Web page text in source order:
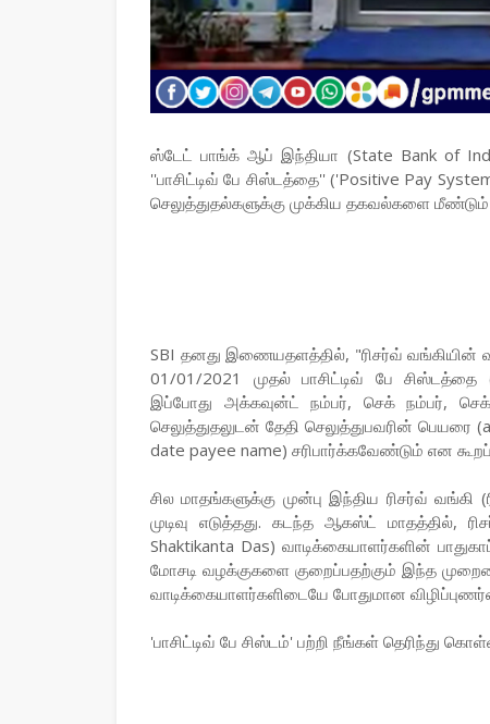
ஸ்டேட் பாங்க் ஆப் இந்தியா (State Bank of
''பாசிட்டிவ் பே சிஸ்டத்தை'' ('Positive Pay
செலுத்துதல்களுக்கு முக்கிய தகவல்களை மீண்டும்
SBI தனது இணையதளத்தில், "ரிசர்வ் வங்கியின்
01/01/2021 முதல் பாசிட்டிவ் பே சிஸ்டத்தை
இப்போது அக்கவுன்ட் நம்பர், செக் நம்பர்,
செலுத்துதலுடன் தேதி செலுத்துபவரின் பெயரை
date payee name) சரிபார்க்கவேண்டும் என
சில மாதங்களுக்கு முன்பு இந்திய ரிசர்வ்
முடிவு எடுத்தது. கடந்த ஆகஸ்ட் மாதத்தில்,
Shaktikanta Das) வாடிக்கையாளர்களின்
மோசடி வழக்குகளை குறைப்பதற்கும் இந்த
வாடிக்கையாளர்களிடையே போதுமான
'பாசிட்டிவ் பே சிஸ்டம்' பற்றி நீங்கள் தெரிந்து